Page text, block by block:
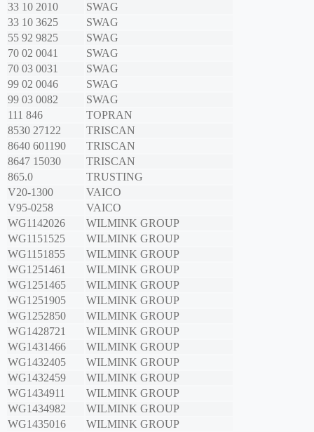
33 10 2010
SWAG
33 10 3625
SWAG
55 92 9825
SWAG
70 02 0041
SWAG
70 03 0031
SWAG
99 02 0046
SWAG
99 03 0082
SWAG
111 846
TOPRAN
8530 27122
TRISCAN
8640 601190
TRISCAN
8647 15030
TRISCAN
865.0
TRUSTING
V20-1300
VAICO
V95-0258
VAICO
WG1142026
WILMINK GROUP
WG1151525
WILMINK GROUP
WG1151855
WILMINK GROUP
WG1251461
WILMINK GROUP
WG1251465
WILMINK GROUP
WG1251905
WILMINK GROUP
WG1252850
WILMINK GROUP
WG1428721
WILMINK GROUP
WG1431466
WILMINK GROUP
WG1432405
WILMINK GROUP
WG1432459
WILMINK GROUP
WG1434911
WILMINK GROUP
WG1434982
WILMINK GROUP
WG1435016
WILMINK GROUP